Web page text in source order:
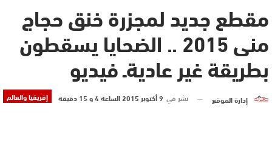
مقطع جديد لمجزرة خنق حجاج
منى 2015 .. الضحايا يسقطون
بطريقة غير عاديةـ فيديو
إفريقيا والعالم إدارة الموقع نشر في 9 أكتوبر 2015 الساعة 4 و 15 دقيقة